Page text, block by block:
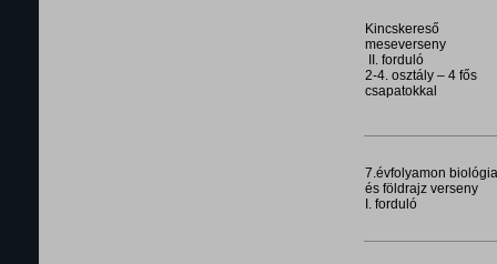
Kincskereső
meseverseny
II. forduló
2-4. osztály – 4 fős
csapatokkal
7.évfolyamon biológia
és földrajz verseny
I. forduló